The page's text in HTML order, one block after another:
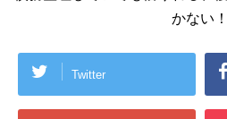
かない！
Twitter